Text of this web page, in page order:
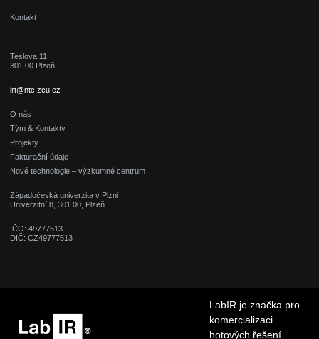
Kontakt
Teslova 11
301 00 Plzeň
irt@ntc.zcu.cz
O nás
Tým & Kontakty
Projekty
Fakturační údaje
Nové technologie – výzkumné centrum
Západočeská univerzita v Plzni
Univerzitní 8, 301 00, Plzeň
IČO: 49777513
DIČ: CZ49777513
LabIR je značka pro
komercializaci
hotových řešení